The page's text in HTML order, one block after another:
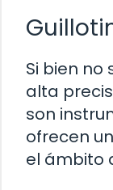
Si bien no
alta
son
ofrecen
el ámbito